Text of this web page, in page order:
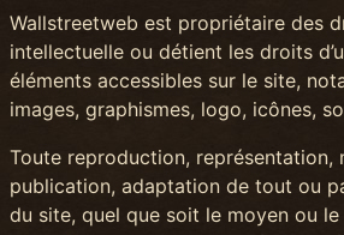
Wallstreetweb est propriétaire des
intellectuelle ou détient les droits
éléments accessibles sur le site,
images, graphismes, logo, icônes,
Toute reproduction, représentation,
publication, adaptation de tout ou
du site, quel que soit le moyen ou